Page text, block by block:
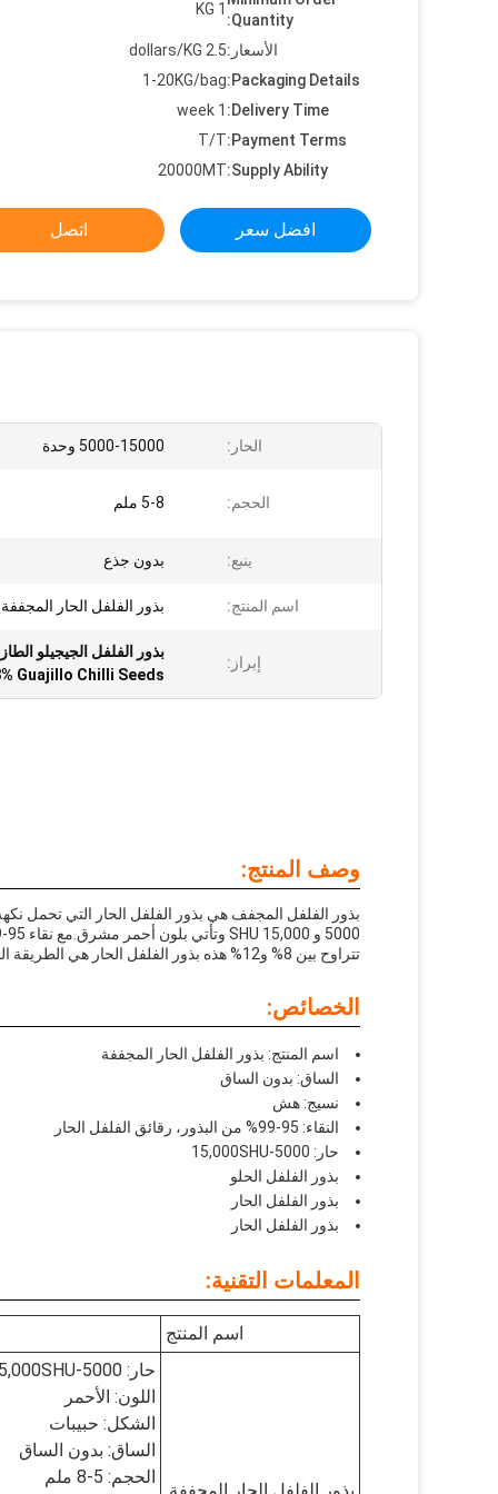
Quantity:
1 KG
الأسعار:2.5 dollars/KG
Packaging Details:
1-20KG/bag
Delivery Time:
1 week
Payment Terms:
T/T
Supply Ability:
20000MT
افضل سعر اتصل
الحار: 5000-15000 وحدة
الحجم: 5-8 ملم
ينبع: بدون جذع
اسم المنتج: بذور الفلفل الحار المجففة
إبراز:
بذور الفلفل الجيجيلو الطازجة,رطوبة 8% بذور غواجيلو
Guajillo Chilli Seeds
وصف المنتج:
بذور الفلفل المجفف هي بذور الفلفل الحار التي تحمل
تتراوح بين 8% و12% هذه بذور الفلفل الحار هي الطريقة المثالية لإضافة طعم حار إلى أي طبق
الخصائص:
اسم المنتج: بذور الفلفل الحار المجففة
الساق: بدون الساق
نسيج: هش
النقاء: 95-99% من البذور، رقائق الفلفل الحار
حار: 5000-15,000SHU
بذور الفلفل الحلو
بذور الفلفل الحار
بذور الفلفل الحار
المعلمات التقنية:
اسم المنتج
حار: 5000-15,000SHU
اللون: الأحمر
الشكل: حبيبات
الساق: بدون الساق
الحجم: 5-8 ملم